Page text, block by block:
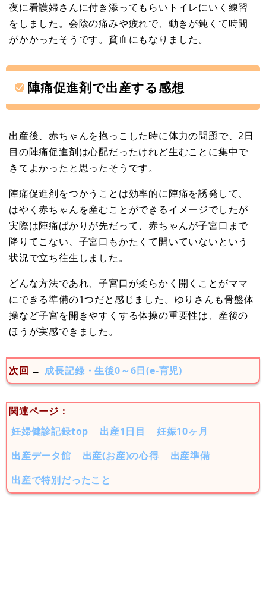
夜に看護婦さんに付き添ってもらいトイレにいく練習
をしました。会陰の痛みや疲れで、動きが鈍くて時間
がかかったそうです。貧血にもなりました。
陣痛促進剤で出産する感想
出産後、赤ちゃんを抱っこした時に体力の問題で、2日
目の陣痛促進剤は心配だったけれど生むことに集中で
きてよかったと思ったそうです。
陣痛促進剤をつかうことは効率的に陣痛を誘発して、
はやく赤ちゃんを産むことができるイメージでしたが
実際は陣痛ばかりが先だって、赤ちゃんが子宮口まで
降りてこない、子宮口もかたくて開いていないという
状況で立ち往生しました。
どんな方法であれ、子宮口が柔らかく開くことがママ
にできる準備の1つだと感じました。ゆりさんも骨盤体
操など子宮を開きやすくする体操の重要性は、産後の
ほうが実感できました。
次回 → 成長記録・生後0～6日(e-育児)
関連ページ：
妊婦健診記録top
出産1日目
妊娠10ヶ月
出産データ館
出産(お産)の心得
出産準備
出産で特別だったこと